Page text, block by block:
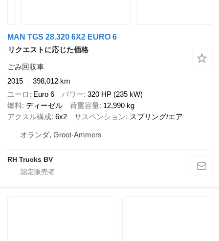
MAN TGS 28.320 6X2 EURO 6
リクエストに応じた価格
ごみ回収車
2015
398,012 km
ユーロ
Euro 6 パワー 320 HP (235 kW)
燃料 ディーゼル 荷重容量 12,990 kg
アクスル構成 6x2 サスペンション スプリング/エア
オランダ, Groot-Ammers
RH Trucks BV